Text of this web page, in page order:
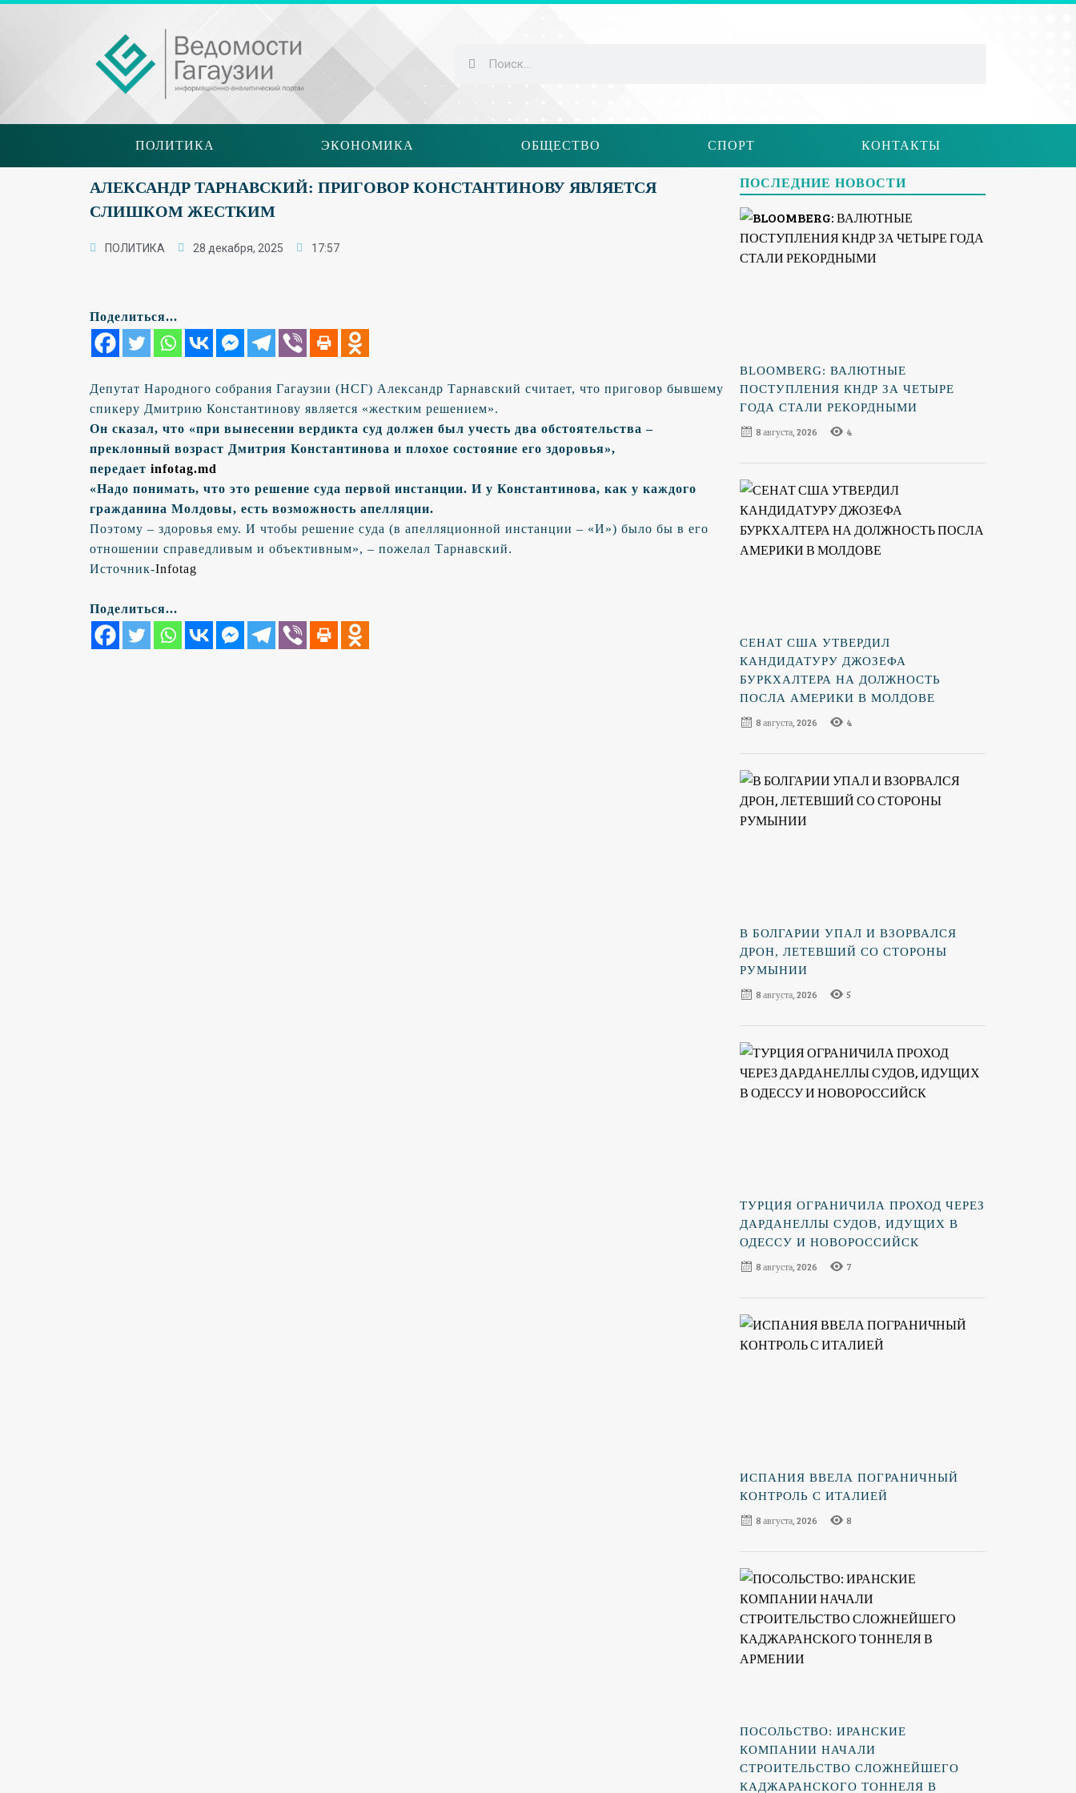
ПОЛИТИКА ЭКОНОМИКА ОБЩЕСТВО СПОРТ КОНТАКТЫ
АЛЕКСАНДР ТАРНАВСКИЙ: ПРИГОВОР КОНСТАНТИНОВУ ЯВЛЯЕТСЯ
СЛИШКОМ ЖЕСТКИМ
ПОЛИТИКА 28 декабря, 2025 17:57
Поделиться...
Депутат Народного собрания Гагаузии (НСГ) Александр Тарнавский считает, что приговор бывшему
спикеру Дмитрию Константинову является «жестким решением».
Он сказал, что «при вынесении вердикта суд должен был учесть два обстоятельства –
преклонный возраст Дмитрия Константинова и плохое состояние его здоровья»,
передает infotag.md
«Надо понимать, что это решение суда первой инстанции. И у Константинова, как у каждого
гражданина Молдовы, есть возможность апелляции.
Поэтому – здоровья ему. И чтобы решение суда (в апелляционной инстанции – «И») было бы в его
отношении справедливым и объективным», – пожелал Тарнавский.
Источник-Infotag
Поделиться...
ПОСЛЕДНИЕ НОВОСТИ
BLOOMBERG: ВАЛЮТНЫЕ
ПОСТУПЛЕНИЯ КНДР ЗА ЧЕТЫРЕ
ГОДА СТАЛИ РЕКОРДНЫМИ
8 августа, 2026
4
СЕНАТ США УТВЕРДИЛ
КАНДИДАТУРУ ДЖОЗЕФА
БУРКХАЛТЕРА НА ДОЛЖНОСТЬ
ПОСЛА АМЕРИКИ В МОЛДОВЕ
8 августа, 2026
4
В БОЛГАРИИ УПАЛ И ВЗОРВАЛСЯ
ДРОН, ЛЕТЕВШИЙ СО СТОРОНЫ
РУМЫНИИ
8 августа, 2026
5
ТУРЦИЯ ОГРАНИЧИЛА ПРОХОД ЧЕРЕЗ
ДАРДАНЕЛЛЫ СУДОВ, ИДУЩИХ В
ОДЕССУ И НОВОРОССИЙСК
8 августа, 2026
7
ИСПАНИЯ ВВЕЛА ПОГРАНИЧНЫЙ
КОНТРОЛЬ С ИТАЛИЕЙ
8 августа, 2026
8
ПОСОЛЬСТВО: ИРАНСКИЕ
КОМПАНИИ НАЧАЛИ
СТРОИТЕЛЬСТВО СЛОЖНЕЙШЕГО
КАДЖАРАНСКОГО ТОННЕЛЯ В